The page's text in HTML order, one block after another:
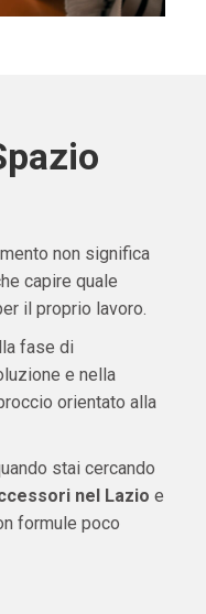
non significa
capire quale
il proprio lavoro.
fase di
e nella
orientato alla
stai cercando
nel Lazio e
formule poco